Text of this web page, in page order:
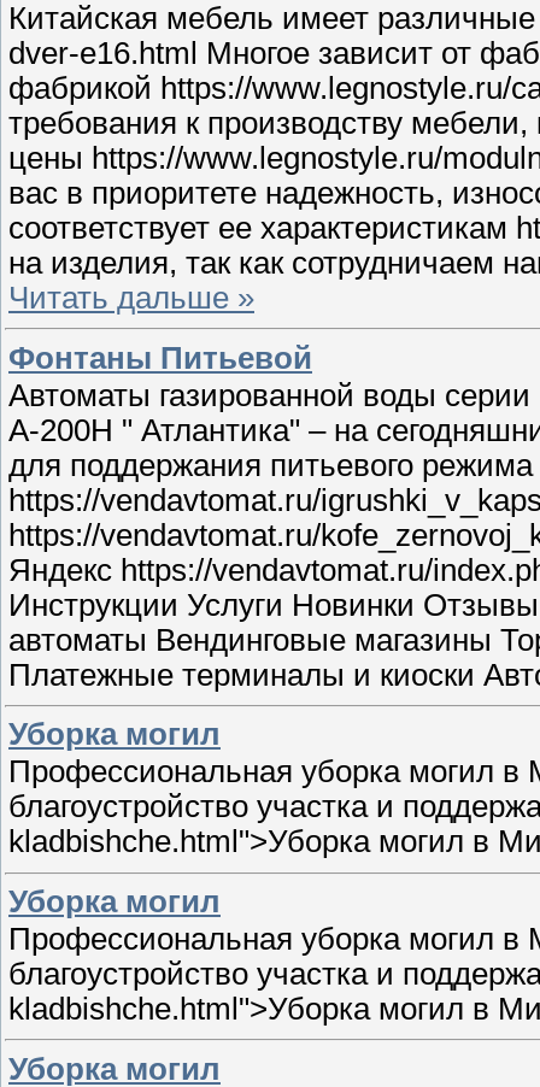
Китайская мебель имеет
dver-e16.html Многое зависит от
фабрикой https://www.legnostyle.ru/
требования к производству
цены https://www.legnostyle.ru/
вас в приоритете надежность,
соответствует ее
на изделия, так как сотрудничаем
Читать дальше »
Фонтаны Питьевой
Автоматы газированной воды
А-200Н " Атлантика" – на
для поддержания питьевого режима
https://vendavtomat.ru/
https://vendavtomat.ru/
Яндекс https://vendavtomat.ru/
Инструкции Услуги Новинки
автоматы Вендинговые магазины
Платежные терминалы и киоски
Уборка могил
Профессиональная уборка могил в
благоустройство участка и
kladbishche.html">Уборка могил в
Уборка могил
Профессиональная уборка могил в
благоустройство участка и
kladbishche.html">Уборка могил в
Уборка могил